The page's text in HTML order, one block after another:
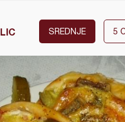
SREDNJE 5